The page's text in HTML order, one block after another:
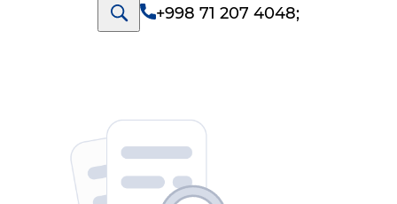
+998 71 207 4048;